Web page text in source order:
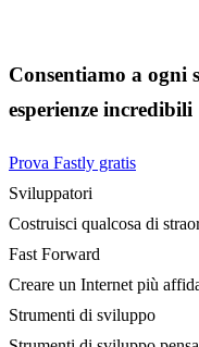
Consentiamo a ogni
esperienze incredibili
Prova Fastly gratis
Sviluppatori
Costruisci qualcosa di
Fast Forward
Creare un Internet più
Strumenti di sviluppo